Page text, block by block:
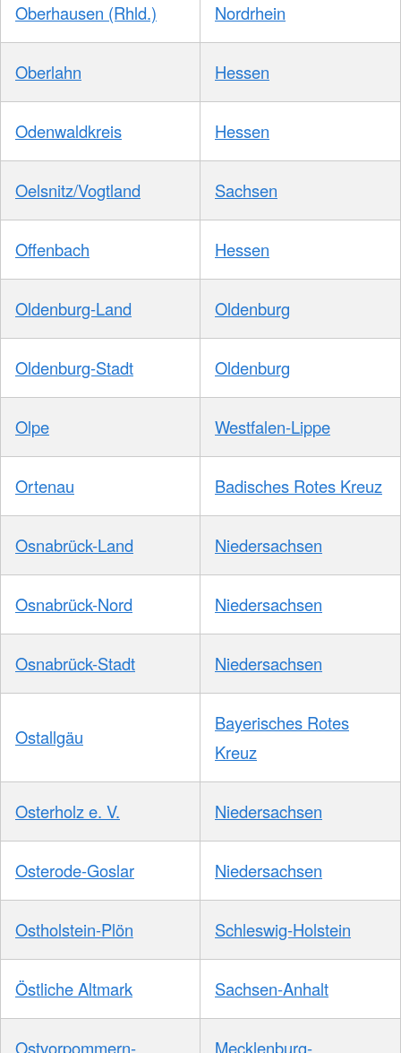
Oberhausen (Rhld.) Nordrhein
Oberlahn Hessen
Odenwaldkreis Hessen
Oelsnitz/Vogtland Sachsen
Offenbach Hessen
Oldenburg-Land Oldenburg
Oldenburg-Stadt Oldenburg
Olpe Westfalen-Lippe
Ortenau Badisches Rotes Kreuz
Osnabrück-Land Niedersachsen
Osnabrück-Nord Niedersachsen
Osnabrück-Stadt Niedersachsen
Ostallgäu
Bayerisches Rotes
Kreuz
Osterholz e. V. Niedersachsen
Osterode-Goslar Niedersachsen
Ostholstein-Plön Schleswig-Holstein
Östliche Altmark Sachsen-Anhalt
Ostvorpommern- Mecklenburg-